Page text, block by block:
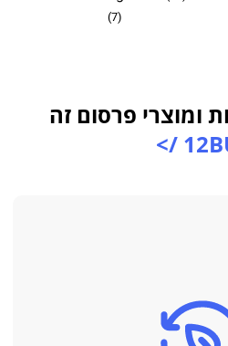
(7)
ומוצרי פרסום זה